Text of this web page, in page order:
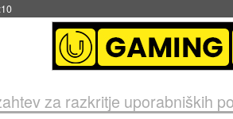
za razkritje uporabniških